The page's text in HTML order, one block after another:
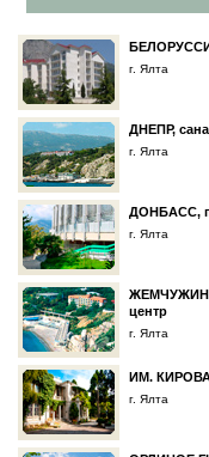
г. Ялта
ДНЕПР,
г. Ялта
ДОНБАСC,
г. Ялта
центр
г. Ялта
ИМ.
г. Ялта